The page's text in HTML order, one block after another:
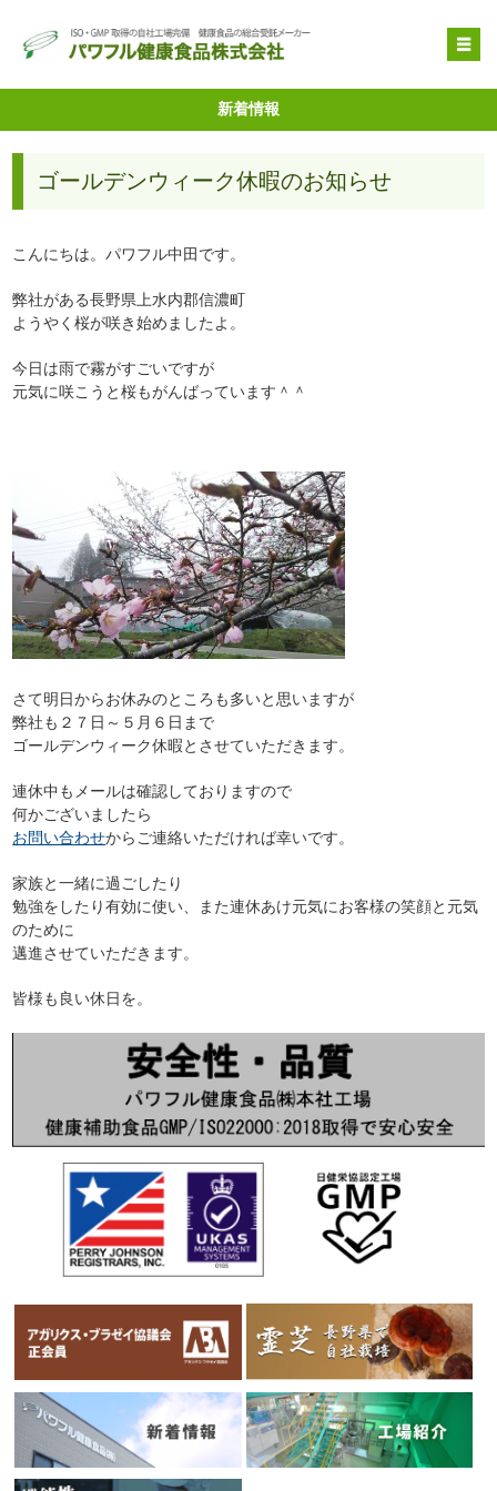
OEM受託製造
原料提供
品質管理・取得特許
新着情報
ゴールデンウィーク休暇のお知らせ
こんにちは。パワフル中田です。
弊社がある長野県上水内郡信濃町
ようやく桜が咲き始めましたよ。
今日は雨で霧がすごいですが
元気に咲こうと桜もがんばっています＾＾
さて明日からお休みのところも多いと思いますが
弊社も２７日～５月６日まで
ゴールデンウィーク休暇とさせていただきます。
連休中もメールは確認しておりますので
何かございましたら
お問い合わせからご連絡いただければ幸いです。
家族と一緒に過ごしたり
勉強をしたり有効に使い、また連休あけ元気にお客様の笑顔と元気
のために
邁進させていただきます。
皆様も良い休日を。